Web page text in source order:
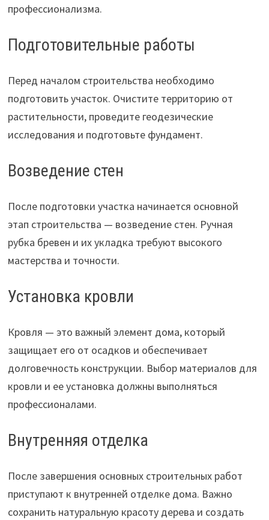
профессионализма.
Подготовительные работы
Перед началом строительства необходимо
подготовить участок. Очистите территорию от
растительности, проведите геодезические
исследования и подготовьте фундамент.
Возведение стен
После подготовки участка начинается основной
этап строительства — возведение стен. Ручная
рубка бревен и их укладка требуют высокого
мастерства и точности.
Установка кровли
Кровля — это важный элемент дома, который
защищает его от осадков и обеспечивает
долговечность конструкции. Выбор материалов для
кровли и ее установка должны выполняться
профессионалами.
Внутренняя отделка
После завершения основных строительных работ
приступают к внутренней отделке дома. Важно
сохранить натуральную красоту дерева и создать